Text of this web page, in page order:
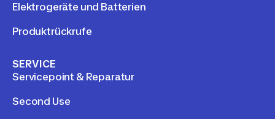
Elektrogeräte und Batterien
Produktrückrufe
SERVICE
Servicepoint & Reparatur
Second Use